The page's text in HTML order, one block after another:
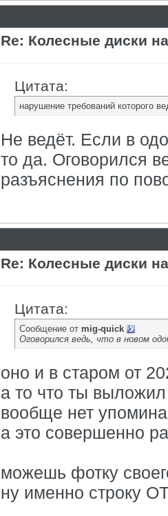
Re: Колесные диски
Цитата:
нарушение требований которого
Не ведёт. Если в
то да. Оговорился
разъяснения по
Re: Колесные диски
Цитата:
Сообщение от mig-quick
Оговорился ведь, что в новом
оно и в старом от
а то что ты
вообще нет
а это совершенно
можешь фотку
ну именно строку